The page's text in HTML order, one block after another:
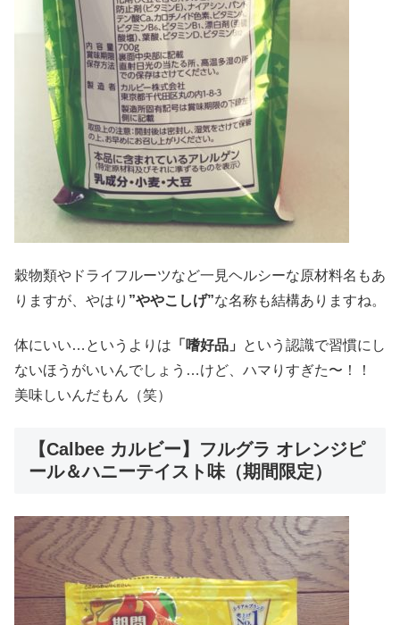
穀物類やドライフルーツなど一見ヘルシーな原材料名もあ
りますが、やはり ”ややこしげ”な名称も結構ありますね。
体にいい…というよりは 「嗜好品」
という認識で習慣にし
ないほうがいいんでしょう…けど、ハマりすぎた〜！！
美味しいんだもん（笑）
【Calbee カルビー】フルグラ オレンジピ
ール＆ハニーテイスト味（期間限定）